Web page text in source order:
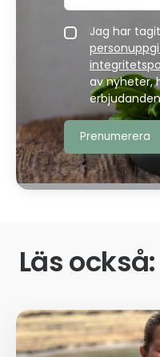
Jag har
av nyheter,
Läs också: